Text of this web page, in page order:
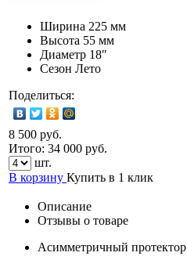
Ширина 225 мм
Высота 55 мм
Диаметр 18″
Сезон Лето
Поделиться:
8 500 руб.
Итого: 34 000 руб.
шт.
В корзину Купить в 1 клик
Описание
Отзывы о товаре
Асимметричный протектор